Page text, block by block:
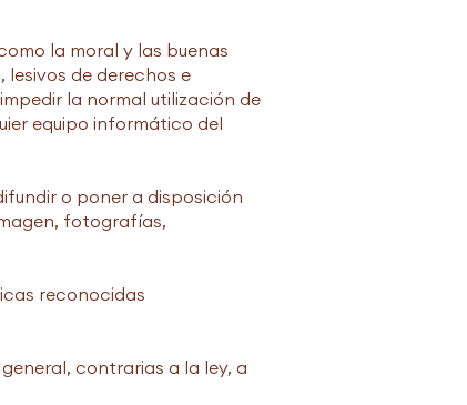
la moral y las buenas
de derechos e
la normal utilización de
equipo informático del
o poner a disposición
fotografías,
reconocidas
contrarias a la ley, a